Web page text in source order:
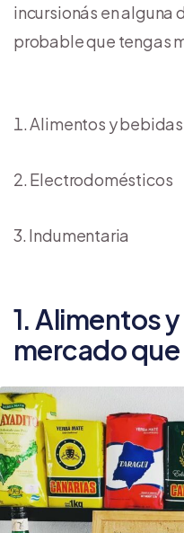
incursionás en alguna
probable que tengas
Alimentos y bebidas
Electrodomésticos
Indumentaria
1. Alimentos
mercado